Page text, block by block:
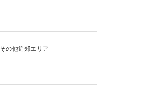
その他近郊エリア